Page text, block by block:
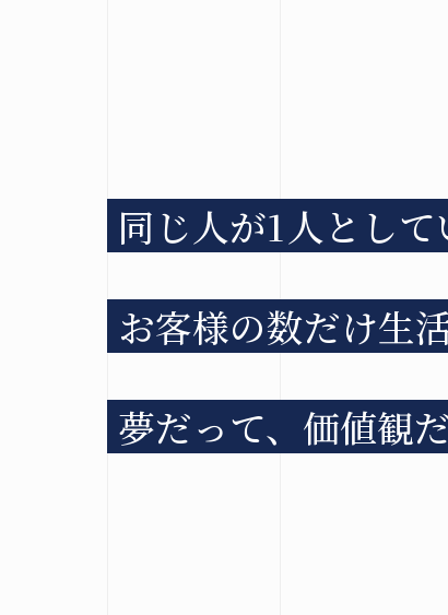
同じ人が1人とし
お客様の数だけ生
夢だって、価値観だ